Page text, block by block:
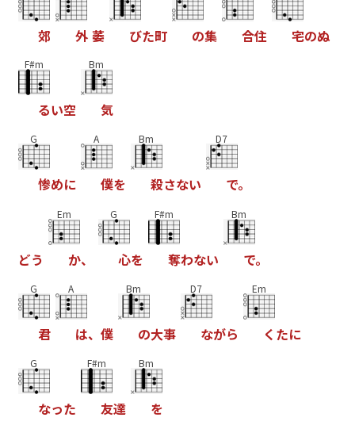
郊 外 萎 びた町 の集 合住 宅のぬ
F#m
るい空
Bm
気
G
惨めに
A
僕を
Bm
殺さない
D7
で。
どう
Em
か、
G
心を
F#m
奪わない
Bm
で。
G
君
A
は、 僕
Bm
の大事
D7
ながら
Em
く たに
G
なった
F#m
友達
Bm
を